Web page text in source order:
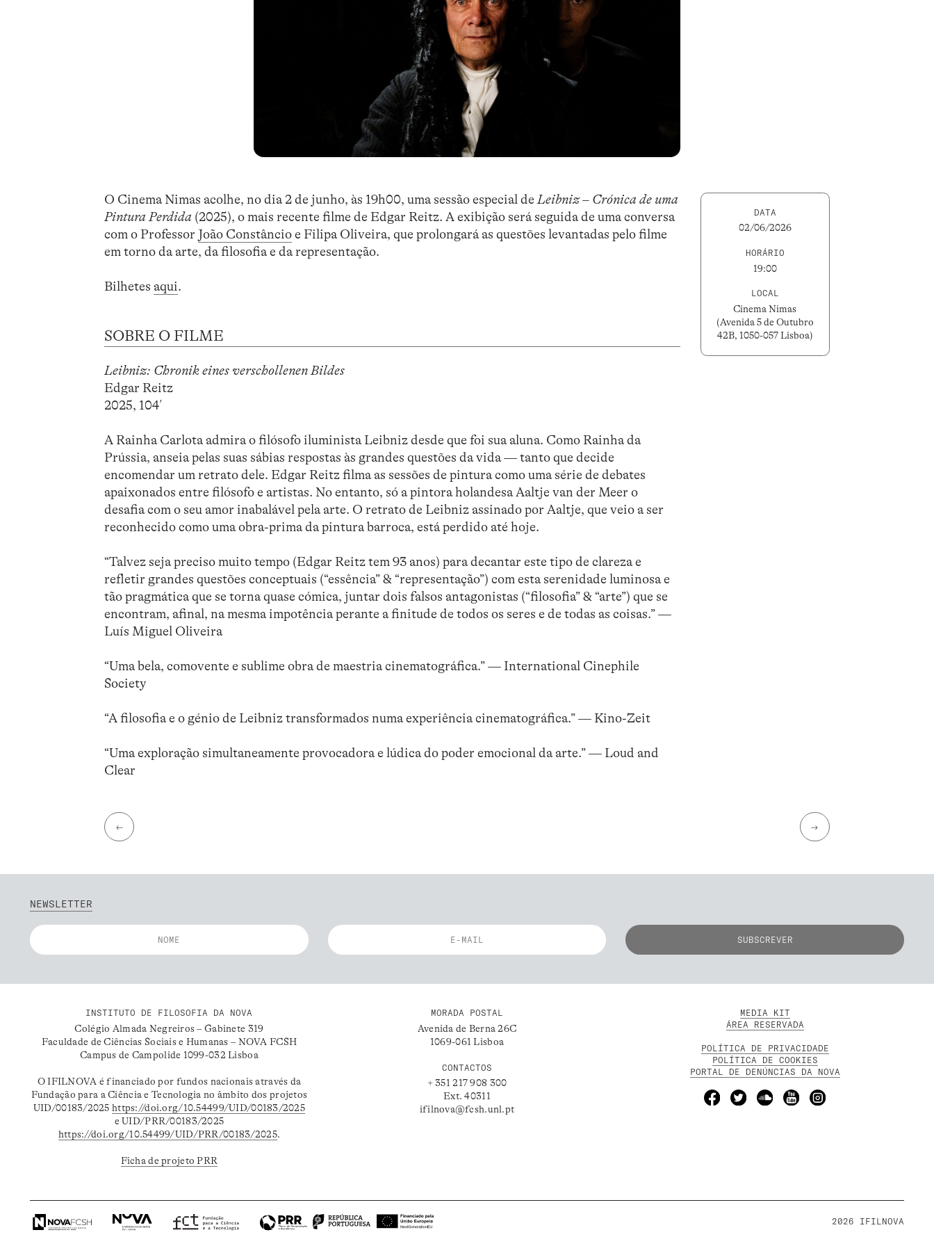
O Cinema Nimas acolhe, no dia 2 de junho, às 19h00, uma sessão especial deLeibniz – Crónica de uma
Pintura Perdida (2025), o mais recente filme de Edgar Reitz. A exibição será seguida de uma conversa
com o Professor João Constâncioe Filipa Oliveira, que prolongará as questões levantadas pelo filme
em torno da arte, da filosofia e da representação.
Bilhetesaqui.
SOBRE O FILME
Leibniz: Chronik eines verschollenen Bildes
Edgar Reitz
2025, 104′
A Rainha Carlota admira o filósofo iluminista Leibniz desde que foi sua aluna. Como Rainha da
Prússia, anseia pelas suas sábias respostas às grandes questões da vida — tanto que decide
encomendar um retrato dele. Edgar Reitz filma as sessões de pintura como uma série de debates
apaixonados entre filósofo e artistas. No entanto, só a pintora holandesa Aaltje van der Meer o
desafia com o seu amor inabalável pela arte. O retrato de Leibniz assinado por Aaltje, que veio a ser
reconhecido como uma obra-prima da pintura barroca, está perdido até hoje.
“Talvez seja preciso muito tempo (Edgar Reitz tem 93 anos) para decantar este tipo de clareza e
refletir grandes questões conceptuais (“essência” & “representação”) com esta serenidade luminosa e
tão pragmática que se torna quase cómica, juntar dois falsos antagonistas (“filosofia” & “arte”) que se
encontram, afinal, na mesma impotência perante a finitude de todos os seres e de todas as coisas.” —
Luís Miguel Oliveira
“Uma bela, comovente e sublime obra de maestria cinematográfica.” — International Cinephile
Society
“A filosofia e o génio de Leibniz transformados numa experiência cinematográfica.” — Kino-Zeit
“Uma exploração simultaneamente provocadora e lúdica do poder emocional da arte.” — Loud and
Clear
DATA
02/06/2026
HORÁRIO
19:00
LOCAL
Cinema Nimas
(Avenida 5 de Outubro
42B, 1050-057 Lisboa)
← →
NEWSLETTER
INSTITUTO DE FILOSOFIA DA NOVA
Colégio Almada Negreiros – Gabinete 319
Faculdade de Ciências Sociais e Humanas – NOVA FCSH
Campus de Campolide 1099-032 Lisboa
O IFILNOVA é financiado por fundos nacionais através da
Fundação para a Ciência e Tecnologia no âmbito dos projetos
UID/00183/2025https://doi.org/10.54499/UID/00183/2025
e UID/PRR/00183/2025
https://doi.org/10.54499/UID/PRR/00183/2025.
Ficha de projeto PRR
MORADA POSTAL
Avenida de Berna 26C
1069-061 Lisboa
CONTACTOS
+ 351 217 908 300
Ext. 40311
ifilnova@fcsh.unl.pt
MEDIA KIT
ÁREA RESERVADA
POLÍTICA DE PRIVACIDADE
POLÍTICA DE COOKIES
PORTAL DE DENÚNCIAS DA NOVA
2026 IFILNOVA